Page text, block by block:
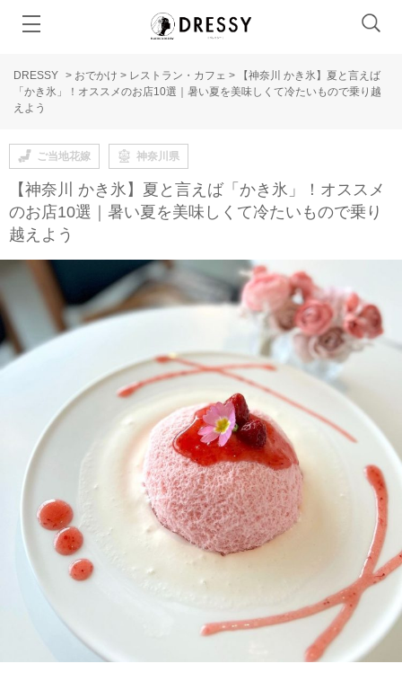
DRESSY > おでかけ > レストラン・カフェ >
【神奈川 かき氷】夏と言えば
「かき氷」！オススメのお店10選｜暑い夏を美味しくて冷たいもので乗り越
えよう
ご当地花嫁 神奈川県
【神奈川 かき氷】夏と言えば「かき氷」！オススメ
のお店10選｜暑い夏を美味しくて冷たいもので乗り
越えよう